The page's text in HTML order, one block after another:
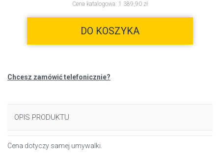
Cena katalogowa: 1 389,90 zł
DO KOSZYKA
Chcesz zamówić telefonicznie?
OPIS PRODUKTU
Cena dotyczy samej umywalki.